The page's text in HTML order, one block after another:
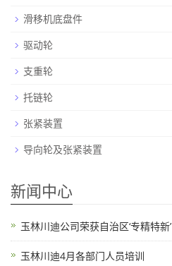
滑移机底盘件
驱动轮
支重轮
托链轮
张紧装置
导向轮及张紧装置
新闻中心
玉林川迪公司荣获自治区‘专精特新’
玉林川迪4月各部门人员培训